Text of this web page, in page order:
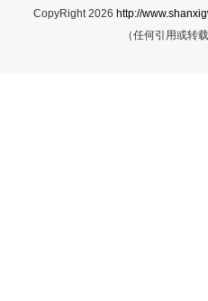
CopyRight 2026 http://
（任何引用或转